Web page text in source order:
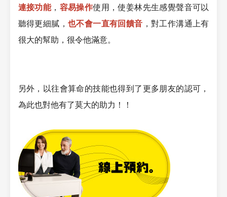
連接功能， 容易操作使用，使姜林先生感覺聲音可以
聽得更細膩，也不會一直有回饋音 ，對工作溝通上有
很大的幫助，很令他滿意。
另外，以往會算命的技能也得到了更多朋友的認可，
為此也對他有了莫大的助力！！